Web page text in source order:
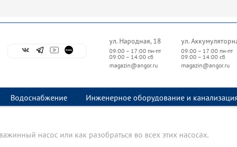
ул. Народная, 18
09:00 – 17:00 пн-пт
09:00 – 14:00 сб
magazin@angor.ru
ул.
09:00 – 17:00 пн-пт
09:00 – 14:00 сб
magazin@angor.ru
Водоснабжение Инженерное оборудование и
насос или как разобраться во всех этих насосах.